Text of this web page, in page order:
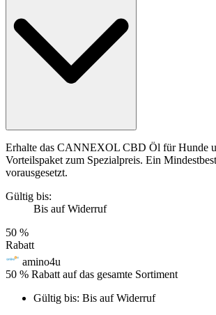
Erhalte das CANNEXOL CBD Öl für Hunde
Vorteilspaket zum Spezialpreis. Ein
vorausgesetzt.
Gültig bis:
Bis auf Widerruf
50 %
Rabatt
amino4u
50 % Rabatt auf das gesamte Sortiment
Gültig bis: Bis auf Widerruf